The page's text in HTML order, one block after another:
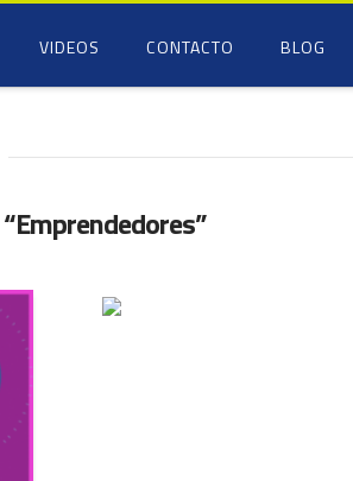
VIDEOS CONTACTO BLOG
“Emprendedores”